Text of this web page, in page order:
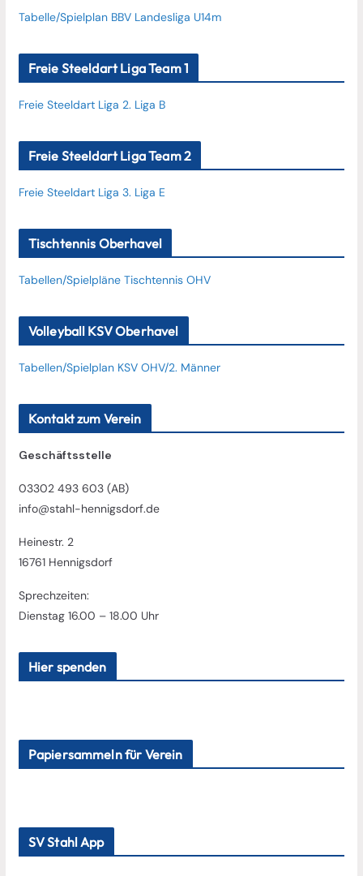
Tabelle/Spielplan BBV Landesliga U14m
Freie Steeldart Liga Team 1
Freie Steeldart Liga 2. Liga B
Freie Steeldart Liga Team 2
Freie Steeldart Liga 3. Liga E
Tischtennis Oberhavel
Tabellen/Spielpläne Tischtennis OHV
Volleyball KSV Oberhavel
Tabellen/Spielplan KSV OHV/2. Männer
Kontakt zum Verein
Geschäftsstelle
03302 493 603 (AB)
info@stahl-hennigsdorf.de
Heinestr. 2
16761 Hennigsdorf
Sprechzeiten:
Dienstag 16.00 – 18.00 Uhr
Hier spenden
Papiersammeln für Verein
SV Stahl App